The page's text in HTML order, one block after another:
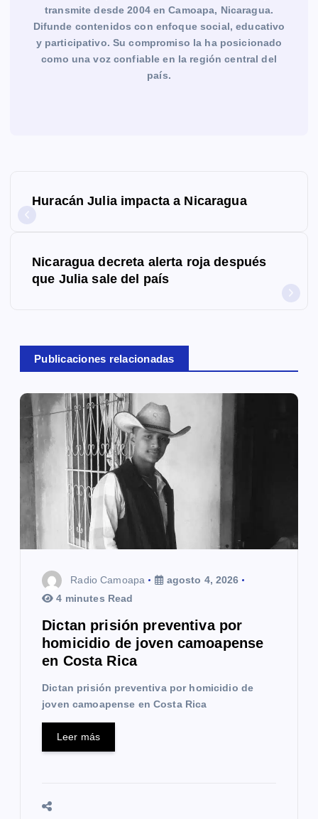
transmite desde 2004 en Camoapa, Nicaragua.
Difunde contenidos con enfoque social, educativo
y participativo. Su compromiso la ha posicionado
como una voz confiable en la región central del
país.
n
d
n
Huracán Julia impacta a Nicaragua
Nicaragua decreta alerta roja después
que Julia sale del país
Publicaciones relacionadas
Radio Camoapa
agosto 4, 2026
4 minutes Read
Dictan prisión preventiva por
homicidio de joven camoapense
en Costa Rica
Dictan prisión preventiva por homicidio de
joven camoapense en Costa Rica
Leer más